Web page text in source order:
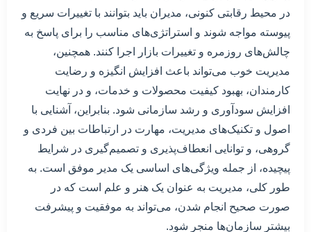
در محیط رقابتی کنونی، مدیران باید بتوانند با تغییرات سریع و
پیوسته مواجه شوند و استراتژی‌های مناسب را برای پاسخ به
چالش‌های روزمره و تغییرات بازار اجرا کنند. همچنین،
مدیریت خوب می‌تواند باعث افزایش انگیزه و رضایت
کارمندان، بهبود کیفیت محصولات و خدمات، و در نهایت
افزایش سودآوری و رشد سازمانی شود. بنابراین، آشنایی با
اصول و تکنیک‌های مدیریت، مهارت در ارتباطات بین فردی و
گروهی، و توانایی انعطاف‌پذیری و تصمیم‌گیری در شرایط
پیچیده، از جمله ویژگی‌های اساسی یک مدیر موفق است. به
طور کلی، مدیریت به عنوان یک هنر و علم است که در
صورت صحیح انجام شدن، می‌تواند به موفقیت و پیشرفت
بیشتر سازمان‌ها منجر شود.